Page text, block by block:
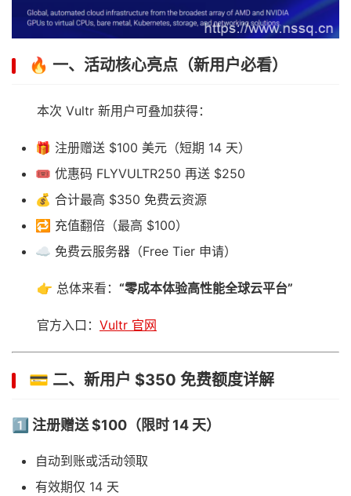
🔥 一、活动核心亮点（新用户必看）
本次 Vultr 新用户可叠加获得：
🎁 注册赠送 $100 美元（短期 14 天）
🎟 优惠码 FLYVULTR250 再送 $250
💰 合计最高 $350 免费云资源
🔁 充值翻倍（最高 $100）
☁️ 免费云服务器（Free Tier 申请）
👉 总体来看： “零成本体验高性能全球云平台”
官方入口： Vultr 官网
💳 二、新用户 $350 免费额度详解
1️⃣ 注册赠送 $100（限时 14 天）
自动到账或活动领取
有效期仅 14 天